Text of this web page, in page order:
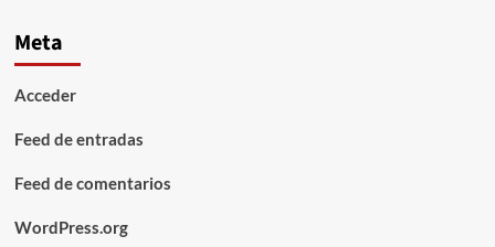
Meta
Acceder
Feed de entradas
Feed de comentarios
WordPress.org